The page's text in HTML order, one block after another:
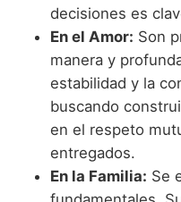
decisiones es
En el Amor: Son
manera y
estabilidad y la
buscando
en el respeto
entregados.
En la Familia: Se